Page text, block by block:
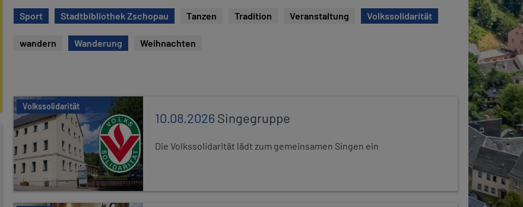
h
Sport Stadtbibliothek Zschopau Tanzen Tradition Veranstaltung Volkssolidarität
wandern Wanderung Weihnachten
Volkssolidarität
10.08.2026Singegruppe
Die Volkssolidarität lädt zum gemeinsamen Singen ein